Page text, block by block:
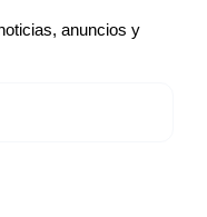
anuncios y